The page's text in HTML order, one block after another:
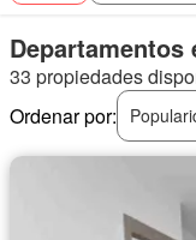
Departamentos
33 propiedades
Ordenar por: